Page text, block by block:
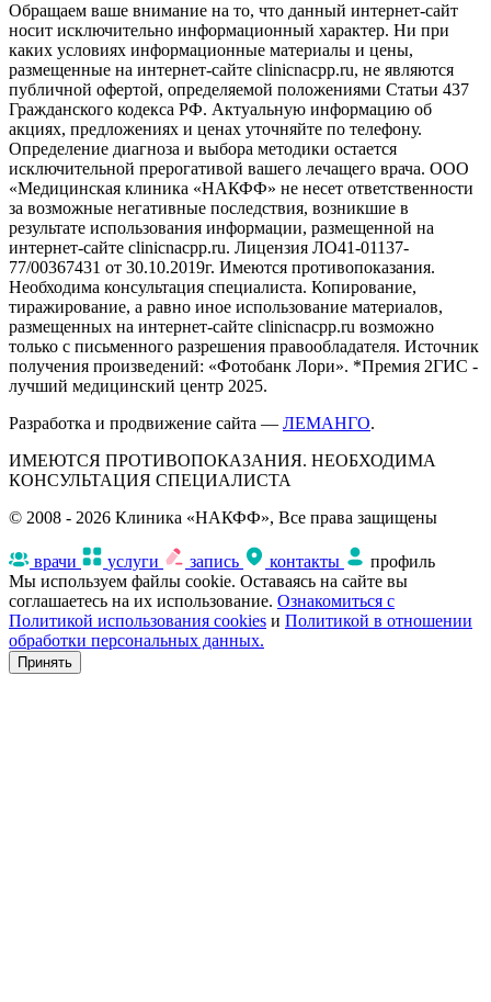
Обращаем ваше внимание на то, что данный интернет-сайт
носит исключительно информационный характер. Ни при
каких условиях информационные материалы и цены,
размещенные на интернет-сайте clinicnacpp.ru, не являются
публичной офертой, определяемой положениями Статьи 437
Гражданского кодекса РФ. Актуальную информацию об
акциях, предложениях и ценах уточняйте по телефону.
Определение диагноза и выбора методики остается
исключительной прерогативой вашего лечащего врача. ООО
«Медицинская клиника «НАКФФ» не несет ответственности
за возможные негативные последствия, возникшие в
результате использования информации, размещенной на
интернет-сайте clinicnacpp.ru. Лицензия ЛО41-01137-
77/00367431 от 30.10.2019г. Имеются противопоказания.
Необходима консультация специалиста. Копирование,
тиражирование, а равно иное использование материалов,
размещенных на интернет-сайте clinicnacpp.ru возможно
только с письменного разрешения правообладателя. Источник
получения произведений: «Фотобанк Лори». *Премия 2ГИС -
лучший медицинский центр 2025.
Разработка и продвижение сайта — ЛЕМАНГО.
ИМЕЮТСЯ ПРОТИВОПОКАЗАНИЯ. НЕОБХОДИМА
КОНСУЛЬТАЦИЯ СПЕЦИАЛИСТА
© 2008 - 2026 Клиника «НАКФФ», Все права защищены
врачи услуги запись контакты
профиль
Мы используем файлы cookie. Оставаясь на сайте вы
соглашаетесь на их использование. Ознакомиться с
Политикой использования cookies и Политикой в отношении
обработки персональных данных.
Принять